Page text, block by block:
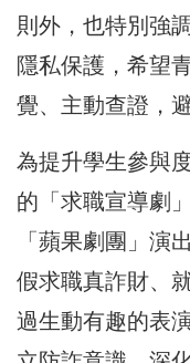
則外，也特別強
隱私保護，希望
覺、主動查證，
為提升學生參與
的「求職宣導劇
「蘋果劇團」演
假求職真詐財、
過生動有趣的表